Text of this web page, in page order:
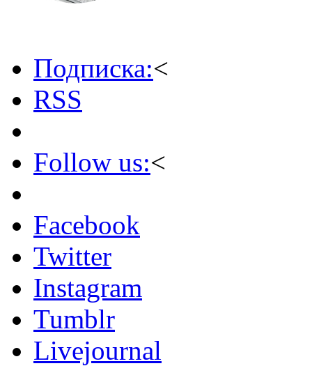
Подписка:<
RSS
Follow us:<
Facebook
Twitter
Instagram
Tumblr
Livejournal